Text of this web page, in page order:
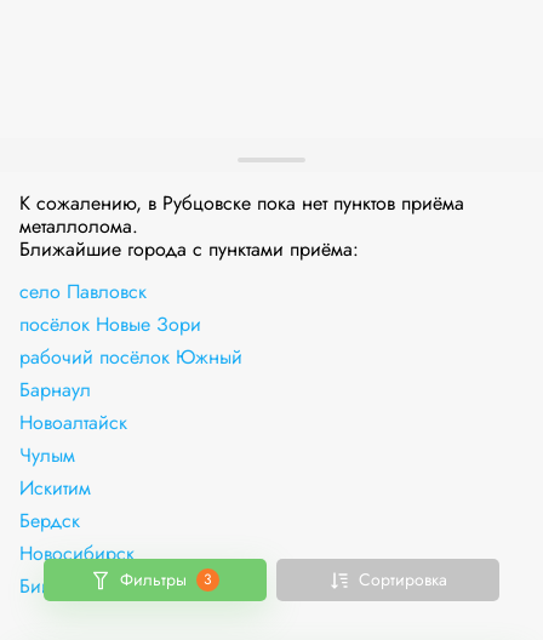
К сожалению, в Рубцовске пока нет пунктов приёма
металлолома.
Ближайшие города с пунктами приёма:
село Павловск
посёлок Новые Зори
рабочий посёлок Южный
Барнаул
Новоалтайск
Чулым
Искитим
Бердск
Новосибирск
Бийск
Фильтры 3 Сортировка